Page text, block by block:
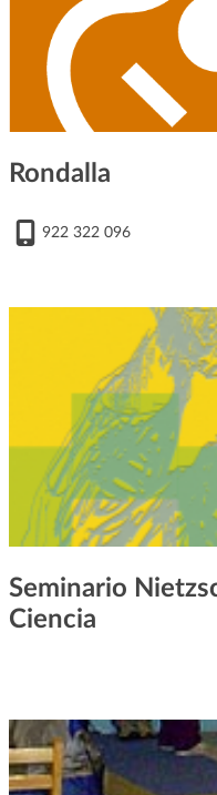
Rondalla
922 322 096
Seminario
Ciencia